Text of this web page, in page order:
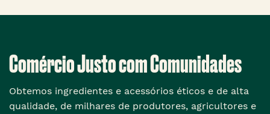
Comércio Justo com Comunidades
Obtemos ingredientes e acessórios éticos e de alta
qualidade, de milhares de produtores, agricultores e